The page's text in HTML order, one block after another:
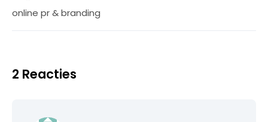
online pr & branding
2 Reacties